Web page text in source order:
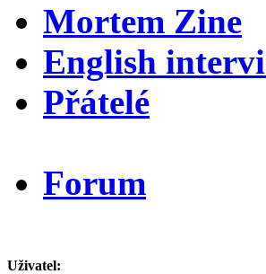
Mortem Zine
English
Přátelé
Forum
Uživatel: